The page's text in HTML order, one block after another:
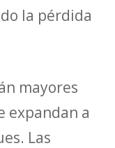
la pérdida
mayores
expandan a
Las